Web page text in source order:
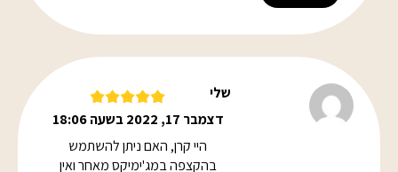
שלי
דצמבר 17, 2022 בשעה 18:06
היי קרן, האם ניתן להשתמש
בהקצפה במג'ימיקס מאחר ואין